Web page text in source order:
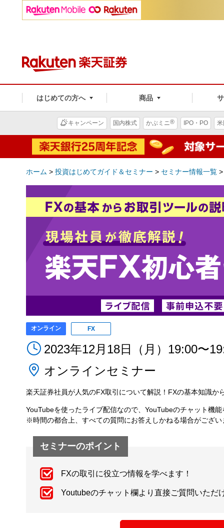
はじめての方へ 商品
キャンペーン 国内株式 かぶミニ® IPO・PO
ホーム > 投資はじめてガイド＆セミナー > セミナー情報一覧
オンライン FX
2023年12月18日（月）19:00〜
オンラインセミナー
楽天証券社員が人気のFX取引について解説！FXの基本知識
YouTubeを使ったライブ配信なので、YouTubeのチャット機
※時間の都合上、すべての質問にお答えしかねる場合がござい
セミナーのポイント
FXの取引に役立つ情報を学べます！
Youtubeのチャット欄より直接ご質問いただ